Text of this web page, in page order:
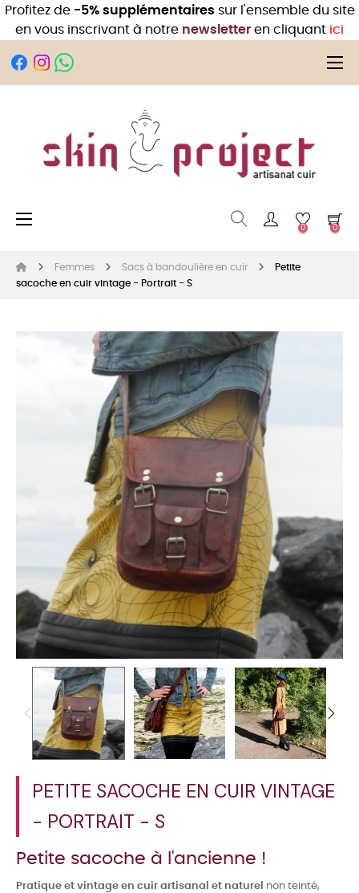
Profitez de-5% supplémentaires sur l'ensemble du site
en vous inscrivant à notre newsletter en cliquant ici
☰
Basculer la navigation
☰
0 0
Femmes Sacs à bandoulière en cuir
Petite
sacoche en cuir vintage - Portrait - S
PETITE SACOCHE EN CUIR VINTAGE
- PORTRAIT - S
Petite sacoche à l'ancienne !
Pratique et vintage en cuir artisanal et naturel
non teinté,